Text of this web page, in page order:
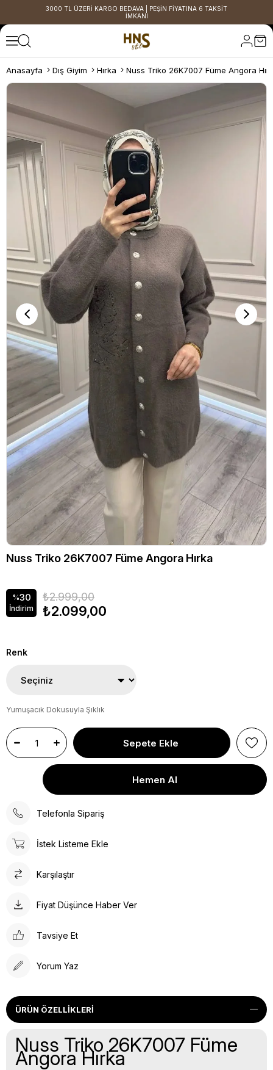
3000 TL ÜZERİ KARGO BEDAVA | PEŞİN FİYATINA 6 TAKSİT
İMKANI
Anasayfa Dış Giyim Hırka Nuss Triko 26K7007 Füme Angora
Nuss Triko 26K7007 Füme Angora Hırka
%30
İndirim
₺2.999,00
₺2.099,00
Renk
Yumuşacık Dokusuyla Şıklık
Telefonla Sipariş
İstek Listeme Ekle
Karşılaştır
Fiyat Düşünce Haber Ver
Tavsiye Et
Yorum Yaz
ÜRÜN ÖZELLIKLERI
Nuss Triko 26K7007 Füme
Angora Hırka